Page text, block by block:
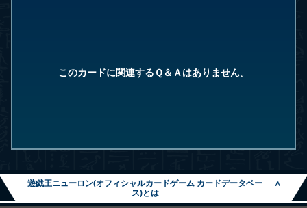
このカードに関連するＱ＆Ａはありません。
遊戯王ニューロン(オフィシャルカードゲーム カードデータベー
ス)とは
∧